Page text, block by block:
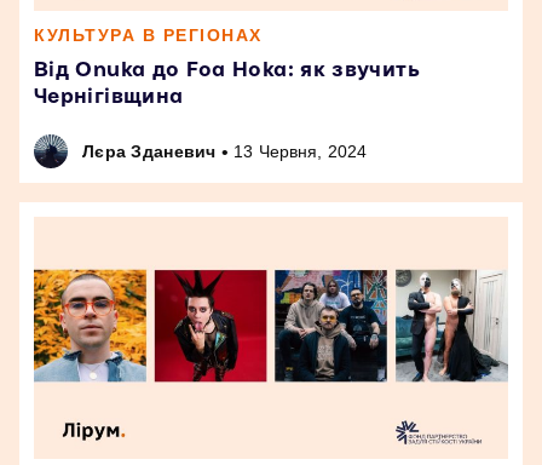
КУЛЬТУРА В РЕГІОНАХ
Від Onuka до Foa Hoka: як звучить
Чернігівщина
Лєра Зданевич • 13 Червня, 2024